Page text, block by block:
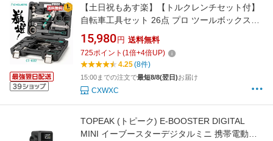
【土日祝もあす楽】【トルクレンチセット付】
自転車工具セット 26点 プロ ツールボックス付
き （CT-K02）
15,980 円 送料無料
725ポイント (1倍+4倍UP)
4.25(8件)
15:00までの注文で最短8/8(翌日)お届け
CXWXC
TOPEAK (トピーク) E-BOOSTER DIGITAL
MINI イーブースターデジタルミニ 携帯電動ポ